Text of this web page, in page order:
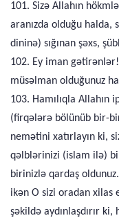
101. Sizə Allahın
aranızda olduğu halda,
dininə) sığınan şəxs,
102. Ey iman
müsəlman olduğunuz
103. Hamılıqla Allahın
(firqələrə bölünüb bir-
nemətini xatırlayın ki,
qəlblərinizi (islam ilə)
birinizlə qardaş
ikən O sizi oradan xilas
şəkildə aydınlaşdırır ki,